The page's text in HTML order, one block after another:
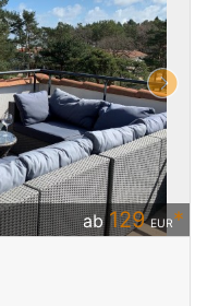
ab129 EUR*